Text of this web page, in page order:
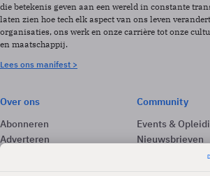
die betekenis geven aan een wereld in constante
laten zien hoe tech elk aspect van ons leven
organisaties, ons werk en onze carrière tot onze
en maatschappij.
Lees ons manifest >
Over ons
Abonneren
Adverteren
Community
Events &
Nieuwsbrieven